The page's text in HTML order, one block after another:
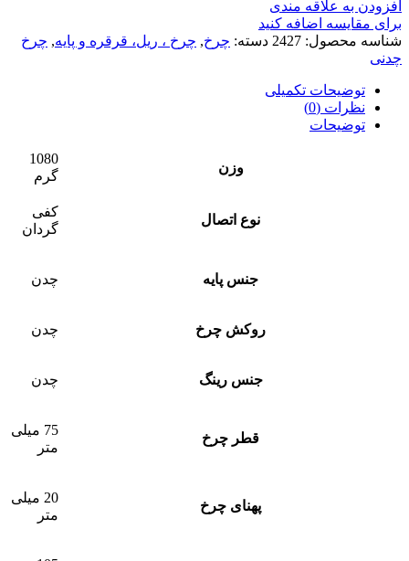
افزودن به علاقه مندی
برای مقایسه اضافه کنید
شناسه محصول: 2427 دسته: چرخ, چرخ ، ریل، قرقره و پایه, چرخ
چدنی
توضیحات تکمیلی
نظرات (0)
توضیحات
وزن
1080
گرم
نوع اتصال
کفی
گردان
جنس پایه چدن
روکش چرخ چدن
جنس رینگ چدن
قطر چرخ
75 میلی
متر
پهنای چرخ
20 میلی
متر